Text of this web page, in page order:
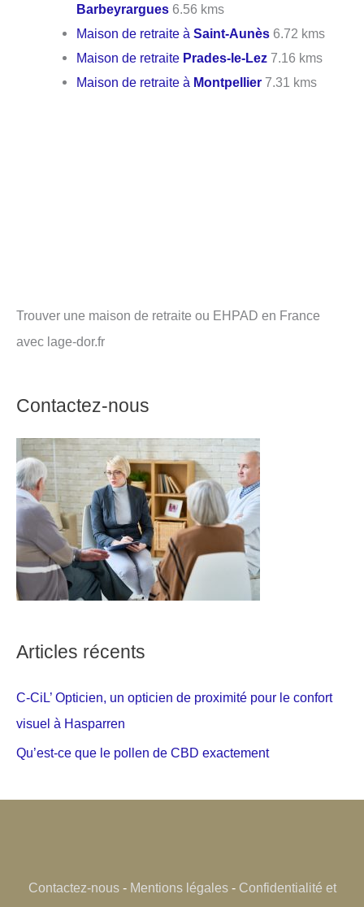
Barbeyrargues 6.56 kms
Maison de retraite àSaint-Aunès 6.72 kms
Maison de retraite Prades-le-Lez 7.16 kms
Maison de retraite à Montpellier 7.31 kms
Trouver une maison de retraite ou EHPAD en France
avec lage-dor.fr
Contactez-nous
Articles récents
C-CiL’ Opticien, un opticien de proximité pour le confort
visuel à Hasparren
Qu’est-ce que le pollen de CBD exactement
Contactez-nous- Mentions légales- Confidentialité et